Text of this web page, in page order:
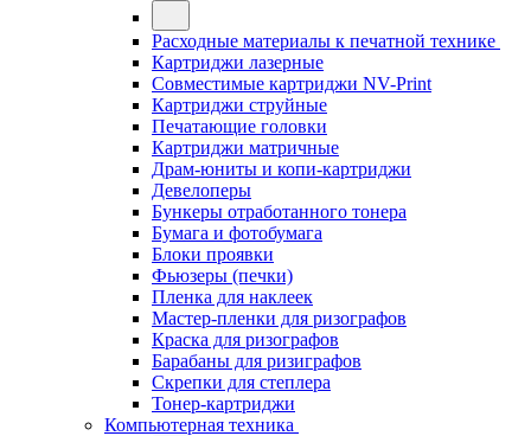
Расходные материалы к печатной технике
Картриджи лазерные
Совместимые картриджи NV-Print
Картриджи струйные
Печатающие головки
Картриджи матричные
Драм-юниты и копи-картриджи
Девелоперы
Бункеры отработанного тонера
Бумага и фотобумага
Блоки проявки
Фьюзеры (печки)
Пленка для наклеек
Мастер-пленки для ризографов
Краска для ризографов
Барабаны для ризиграфов
Скрепки для степлера
Тонер-картриджи
Компьютерная техника